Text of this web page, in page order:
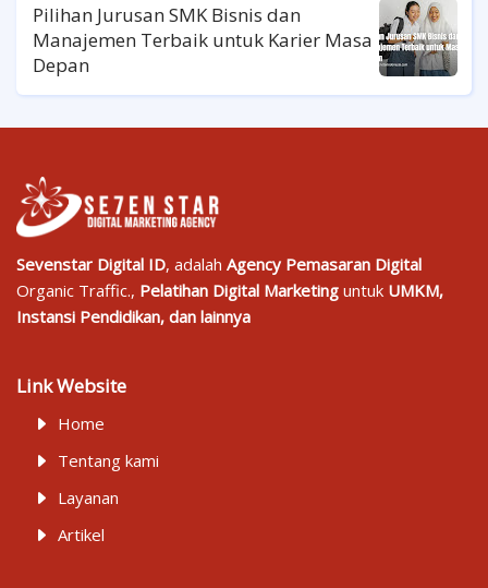
Pilihan Jurusan SMK Bisnis dan
Manajemen Terbaik untuk Karier Masa
Depan
Sevenstar Digital ID, adalah Agency Pemasaran Digital
Organic Traffic., Pelatihan Digital Marketing untuk UMKM,
Instansi Pendidikan, dan lainnya
Link Website
Home
Tentang kami
Layanan
Artikel